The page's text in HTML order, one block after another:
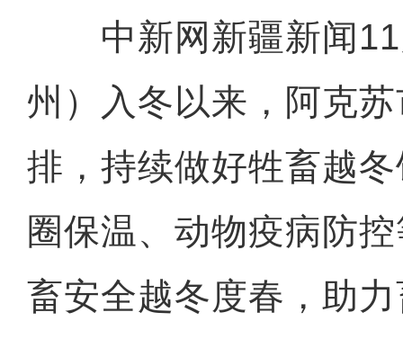
中新网新疆新闻11
州）入冬以来，阿克
排，持续做好牲畜越
圈保温、动物疫病防
畜安全越冬度春，助